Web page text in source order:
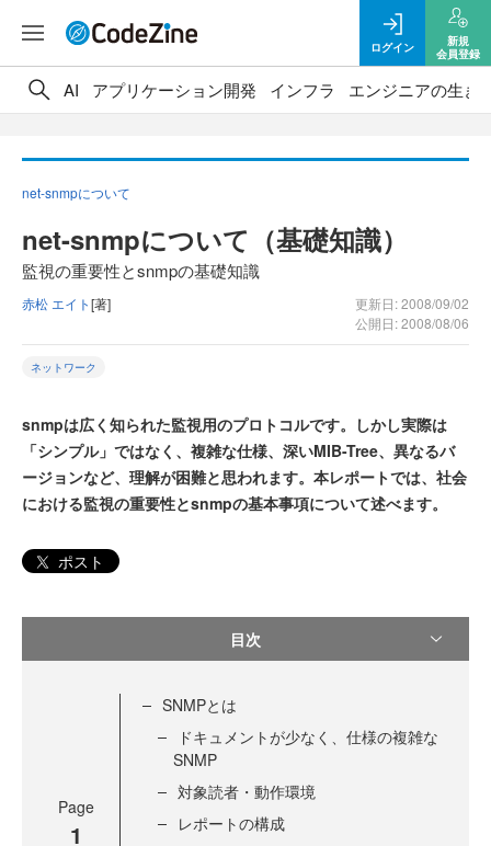
ログイン
新規
会員登録
AI アプリケーション開発 インフラ エンジニアの生き
net-snmpについて
net-snmpについて（基礎知識）
監視の重要性とsnmpの基礎知識
赤松 エイト[著]
更新日: 2008/09/02
公開日: 2008/08/06
ネットワーク
snmpは広く知られた監視用のプロトコルです。しかし実際は
「シンプル」ではなく、複雑な仕様、深いMIB-Tree、異なるバ
ージョンなど、理解が困難と思われます。本レポートでは、社会
における監視の重要性とsnmpの基本事項について述べます。
ポスト
目次
Page
1
SNMPとは
ドキュメントが少なく、仕様の複雑な
SNMP
対象読者・動作環境
レポートの構成